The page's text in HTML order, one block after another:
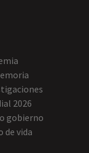
2026
gobierno
de vida